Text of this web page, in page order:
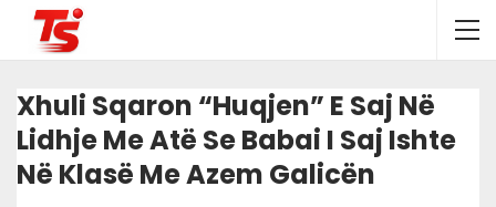
Xhuli Sqaron “huqjen” E Saj Në
Lidhje Me Atë Se Babai I Saj Ishte
Në Klasë Me Azem Galicën